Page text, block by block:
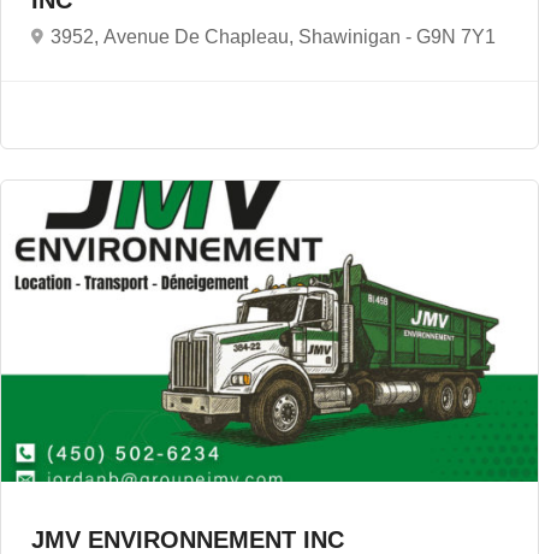
3952, Avenue De Chapleau, Shawinigan - G9N 7Y1
JMV ENVIRONNEMENT INC